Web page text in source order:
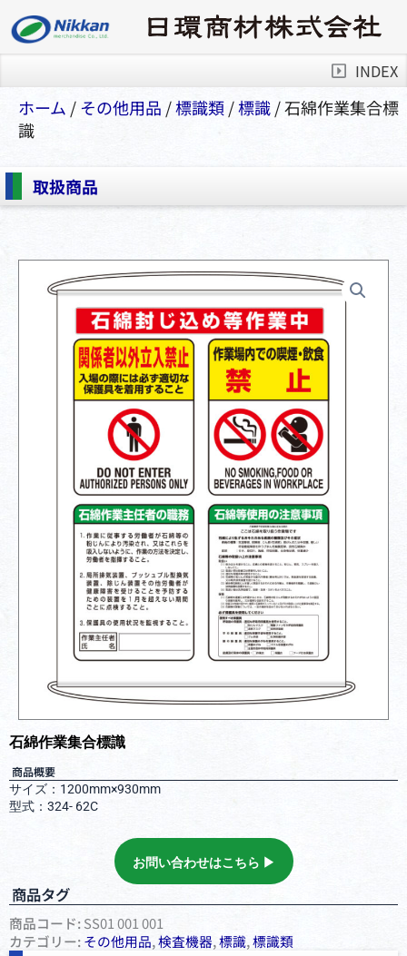
INDEX
ホーム /その他⽤品 /標識類/標識/ 石綿作業集合標
識
取扱商品
石綿作業集合標識
商品概要
サイズ：1200mm×930mm
型式：324- 62C
お問い合わせはこちら ▶︎
商品タグ
商品コード:SS01 001 001
カテゴリー:その他⽤品,検査機器,標識,標識類